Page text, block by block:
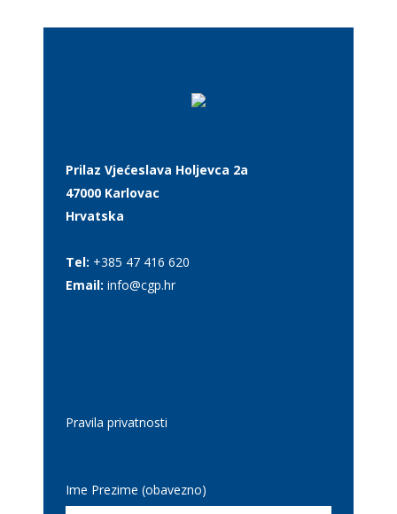
Prilaz Vjećeslava Holjevca 2a
47000 Karlovac
Hrvatska
Tel: +385 47 416 620
Email: info@cgp.hr
Pravila privatnosti
Ime Prezime (obavezno)